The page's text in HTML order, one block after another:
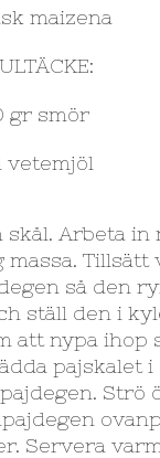
maizena
gr smör
vetemjöl
skål. Arbeta
Tillsätt
så den
ställ den i
att nypa ihop
pajskalet i
Strö
Servera